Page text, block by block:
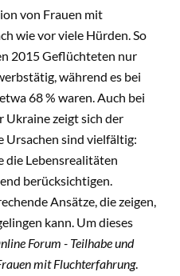
von Frauen mit
wie vor viele Hürden. So
2015 Geflüchteten nur
während es bei
68 % waren. Auch bei
Ukraine zeigt sich der
Ursachen sind vielfältig:
die Lebensrealitäten
berücksichtigen.
Ansätze, die zeigen,
kann. Um dieses
Forum - Teilhabe und
mit Fluchterfahrung.